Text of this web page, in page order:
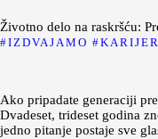
Životno delo na raskršću:
IZDVAJAMO
Ako pripadate generaciji
Dvadeset, trideset godina
jedno pitanje postaje sve